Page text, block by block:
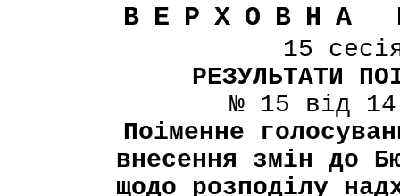
ВЕРХОВНА
15
РЕЗУЛЬТАТИ
№ 15 від
Поіменне
внесення змін до
щодо розподілу